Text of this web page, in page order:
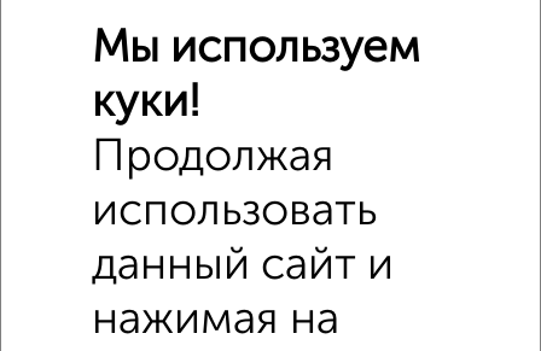
Похожие предложения рядом
2‑комнатные квартиры недалеко от Советская 1
Мы используем
куки!
Продолжая
использовать
данный сайт и
нажимая на